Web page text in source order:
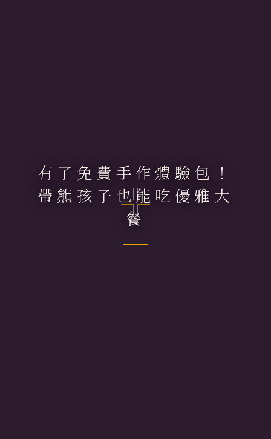
有了免費手作體驗包！
帶熊孩子也能吃優雅大
餐